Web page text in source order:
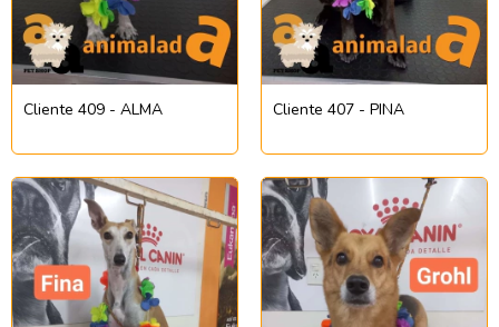
Cliente 409 - ALMA Cliente 407 - PINA